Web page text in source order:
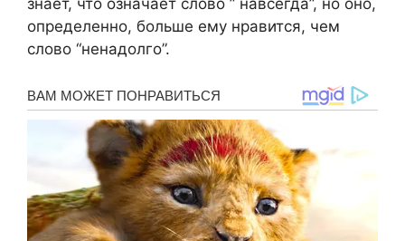
определенно, больше ему нравится, чем
слово “ненадолго”.